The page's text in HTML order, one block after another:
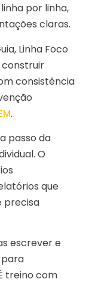
por linha,
claras.
Linha Foco
construir
consistência
.
passo da
O
que
precisa
escrever e
treino com